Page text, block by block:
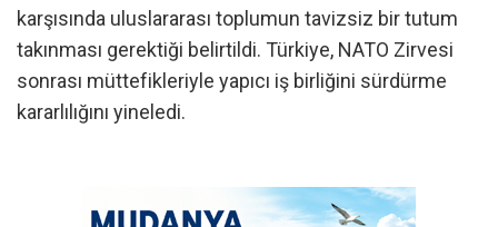
karşısında uluslararası toplumun tavizsiz bir tutum
takınması gerektiği belirtildi. Türkiye, NATO Zirvesi
sonrası müttefikleriyle yapıcı iş birliğini sürdürme
kararlılığını yineledi.